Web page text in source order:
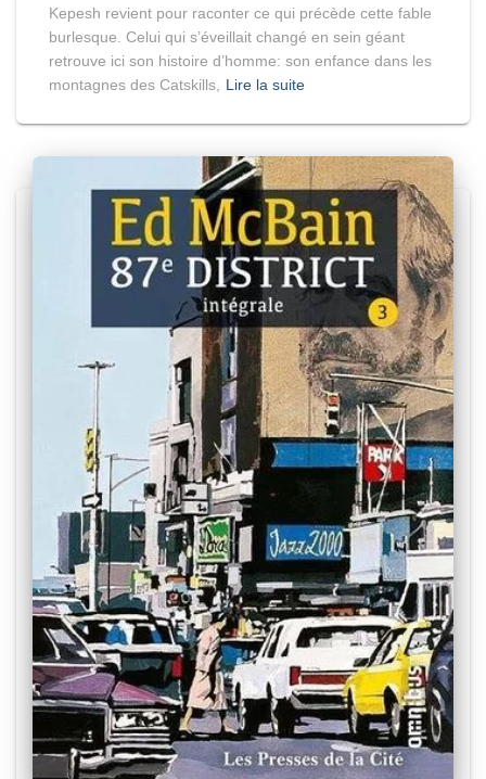
Kepesh revient pour raconter ce qui précède cette fable
burlesque. Celui qui s’éveillait changé en sein géant
retrouve ici son histoire d’homme: son enfance dans les
montagnes des Catskills,
Lire la suite